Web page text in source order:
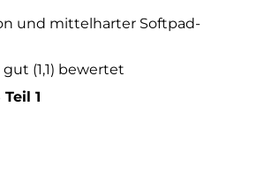
und mittelharter Softpad-
(1,1) bewertet
1